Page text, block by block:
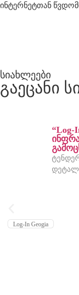
ინტერნეტთან
სიახლეები
გაეცანი
Log-In Geogia
“Log-